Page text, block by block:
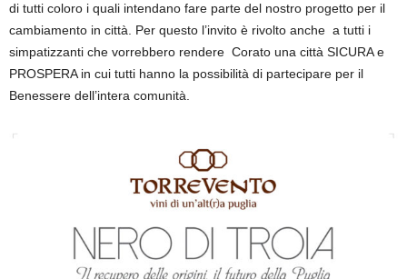
di tutti coloro i quali intendano fare parte del nostro progetto per il
cambiamento in città. Per questo l’invito è rivolto anche a tutti i
simpatizzanti che vorrebbero rendere Corato una città SICURA e
PROSPERA in cui tutti hanno la possibilità di partecipare per il
Benessere dell’intera comunità.